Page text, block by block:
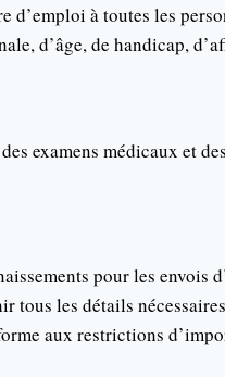
d’emploi à toutes les
d’âge, de handicap,
examens médicaux et
pour les envois
tous les détails
aux restrictions